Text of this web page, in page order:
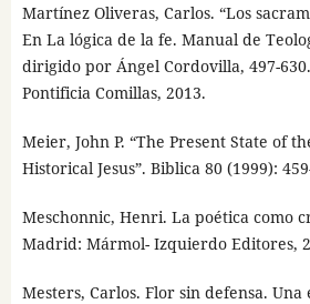
Martínez Oliveras, Carlos. “Los
En La lógica de la fe. Manual de
dirigido por Ángel Cordovilla, 497-
Pontificia Comillas, 2013.
Meier, John P. “The Present State of
Historical Jesus”. Biblica 80 (1999):
Meschonnic, Henri. La poética como
Madrid: Mármol- Izquierdo Editores,
Mesters, Carlos. Flor sin defensa.